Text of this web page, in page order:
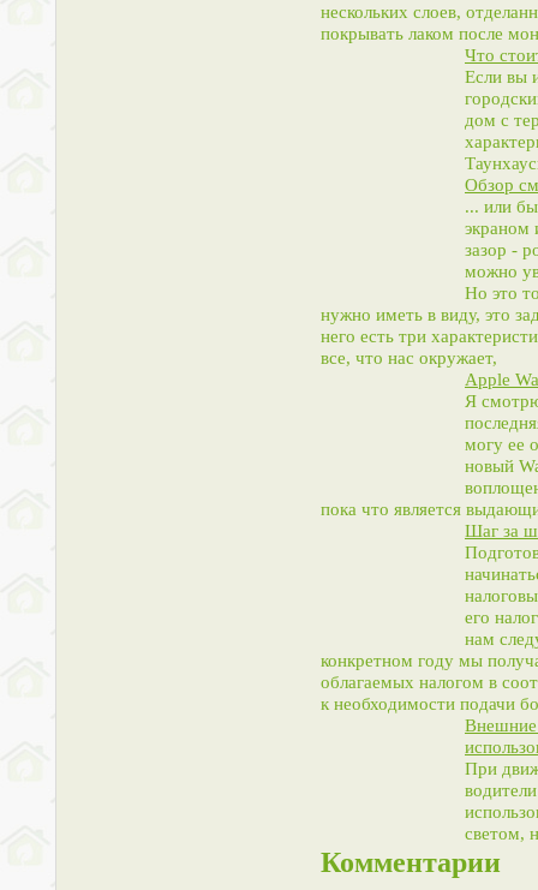
нескольких слоев,
покрывать лаком после
Что
Если вы
дом с
Обзор
... или
экраном
зазор -
можно
Но это
нужно иметь в виду, это
него есть три
все, что нас окружает,
Apple
Я
могу ее
новый
пока что является
Шаг за
его
нам
конкретном году мы
облагаемых налогом в
к необходимости подачи
Внешние
При
светом,
Комментарии